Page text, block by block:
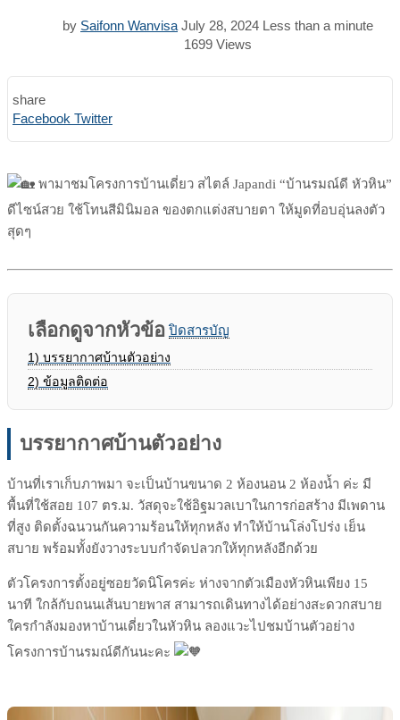
by Saifonn Wanvisa July 28, 2024 Less than a minute
1699 Views
share
Facebook TwitterPrint
Share
พามาชมโครงการบ้านเดี่ยว สไตล์ Japandi “บ้านรมณ์ดี หัวหิน”
ดีไซน์สวย ใช้โทนสีมินิมอล ของตกแต่งสบายตา ให้มูดที่อบอุ่นลงตัว
สุดๆ
เลือกดูจากหัวข้อ ปิดสารบัญ
1) บรรยากาศบ้านตัวอย่าง
2) ข้อมูลติดต่อ
บรรยากาศบ้านตัวอย่าง
บ้านที่เราเก็บภาพมา จะเป็นบ้านขนาด 2 ห้องนอน 2 ห้องน้ำ ค่ะ มี
พื้นที่ใช้สอย 107 ตร.ม. วัสดุจะใช้อิฐมวลเบาในการก่อสร้าง มีเพดาน
ที่สูง ติดตั้งฉนวนกันความร้อนให้ทุกหลัง ทำให้บ้านโล่งโปร่ง เย็น
สบาย พร้อมทั้งยังวางระบบกำจัดปลวกให้ทุกหลังอีกด้วย
ตัวโครงการตั้งอยู่ซอยวัดนิโครค่ะ ห่างจากตัวเมืองหัวหินเพียง 15
นาที ใกล้กับถนนเส้นบายพาส สามารถเดินทางได้อย่างสะดวกสบาย
ใครกำลังมองหาบ้านเดี่ยวในหัวหิน ลองแวะไปชมบ้านตัวอย่าง
โครงการบ้านรมณ์ดีกันนะคะ